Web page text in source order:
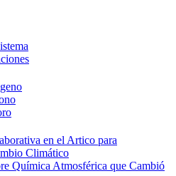
en el Artico para
Climático
Química Atmosférica que Cambió